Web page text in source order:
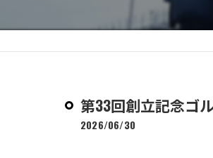
第33回創立記念ゴ
2026/06/30